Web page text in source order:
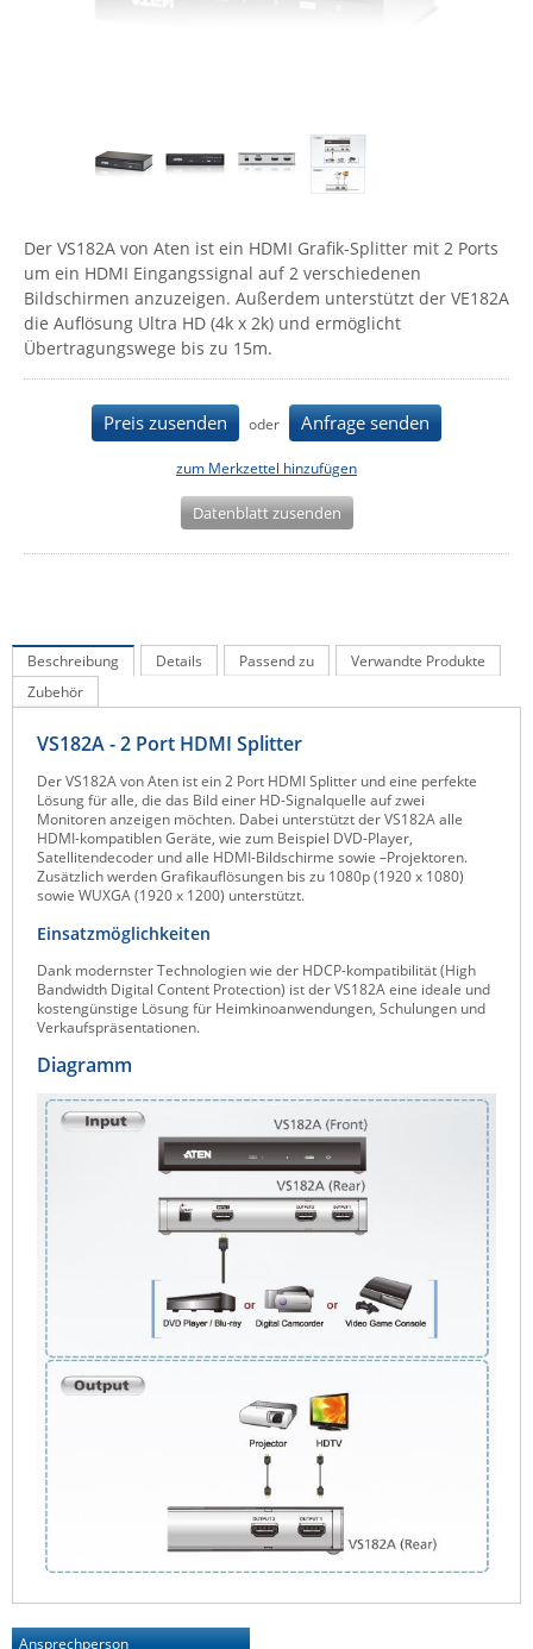
Wi-Fi - WLAN - Wireless
Enginko - mcf88
Fokus Technologies
Gefen
Guntermann & Drunck
High Sec Labs
IEC Lock
Kramer Electronics
KVM TEC
Legrand
LigoWave
Milesight
Moxa
Netio
Panorama Antennas
PatchSee
Power Kingdom
Poynting
Raritan
Riello UPS
Server Technology
Siretta
SIRIO Antenne
Sunbird
Tactical Software
TEKTELIC
Teltonika
Unwired Networks
Vision
WATTECO
Westermo
ZPE Systems
Der VS182A von Aten ist ein HDMI Grafik-Splitter mit 2 Ports
um ein HDMI Eingangssignal auf 2 verschiedenen
Bildschirmen anzuzeigen. Außerdem unterstützt der VE182A
die Auflösung Ultra HD (4k x 2k) und ermöglicht
Übertragungswege bis zu 15m.
Preis zusenden oder Anfrage senden
zum Merkzettel hinzufügen
Datenblatt zusenden
Beschreibung Details Passend zu
Verwandte Produkte
Zubehör
VS182A - 2 Port HDMI Splitter
Der VS182A von Aten ist ein 2 Port HDMI Splitter und eine perfekte
Lösung für alle, die das Bild einer HD-Signalquelle auf zwei
Monitoren anzeigen möchten. Dabei unterstützt der VS182A alle
HDMI-kompatiblen Geräte, wie zum Beispiel DVD-Player,
Satellitendecoder und alle HDMI-Bildschirme sowie –Projektoren.
Zusätzlich werden Grafikauflösungen bis zu 1080p (1920 x 1080)
sowie WUXGA (1920 x 1200) unterstützt.
Einsatzmöglichkeiten
Dank modernster Technologien wie der HDCP-kompatibilität (High
Bandwidth Digital Content Protection) ist der VS182A eine ideale und
kostengünstige Lösung für Heimkinoanwendungen, Schulungen und
Verkaufspräsentationen.
Diagramm
Ansprechperson